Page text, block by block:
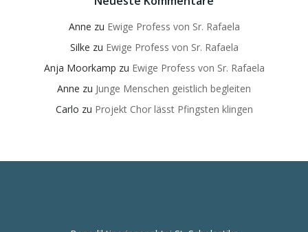
Anne zu Ewige Profess von Sr. Rafaela
Silke zu Ewige Profess von Sr. Rafaela
Anja Moorkamp zu Ewige Profess von Sr. Rafaela
Anne zu Junge Menschen geistlich begleiten
Carlo zu Projekt Chor lässt Pfingsten klingen